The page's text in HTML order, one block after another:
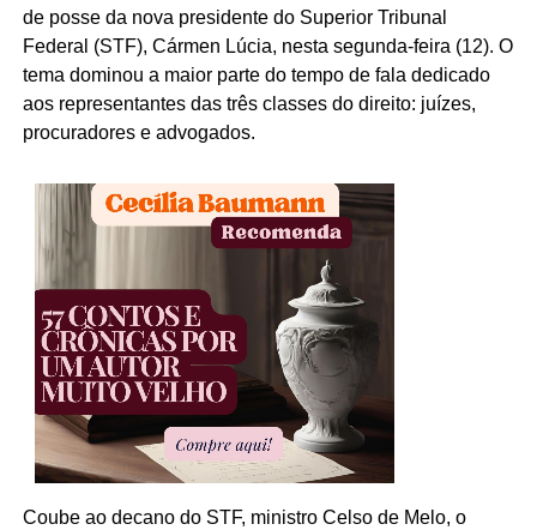
de posse da nova presidente do Superior Tribunal
Federal (STF), Cármen Lúcia, nesta segunda-feira (12). O
tema dominou a maior parte do tempo de fala dedicado
aos representantes das três classes do direito: juízes,
procuradores e advogados.
Coube ao decano do STF, ministro Celso de Melo, o